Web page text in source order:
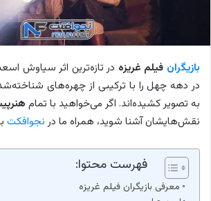
بازیگران فیلم غریزه در تازه‌ترین اثر سیاوش
در دهه چهل را با ترکیبی از چهره‌های
به تصویر کشیده‌اند. اگر می‌خواهید با تمام
نقش‌هایشان آشنا شوید، همراه ما درنجوافکت
فهرست محتوا:
معرفی بازیگران فیلم غریزه